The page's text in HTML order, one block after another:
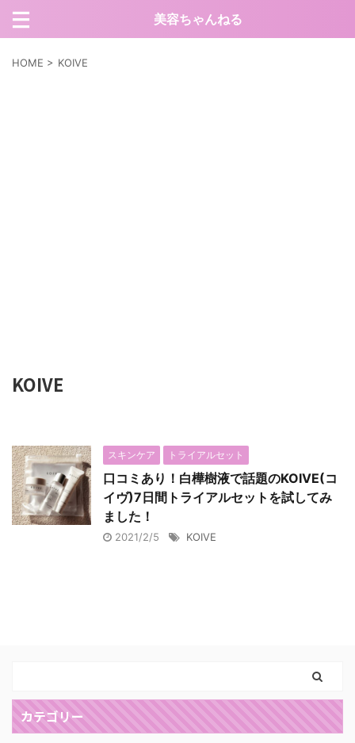
美容ちゃんねる
HOME > KOIVE
KOIVE
スキンケア トライアルセット
口コミあり！白樺樹液で話題のKOIVE(コ
イヴ)7日間トライアルセットを試してみ
ました！
2021/2/5 KOIVE
カテゴリー